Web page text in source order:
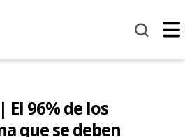
El 96% de los
que se deben